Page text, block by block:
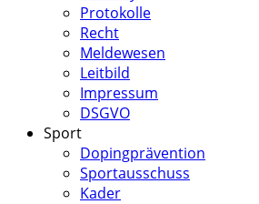
Protokolle
Recht
Meldewesen
Leitbild
Impressum
DSGVO
Sport
Dopingprävention
Sportausschuss
Kader